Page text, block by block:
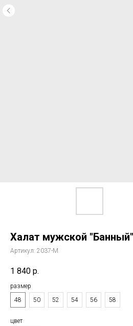
Халат мужской
Артикул: 2037-М
1 840 р.
размер
48
50 52 54 56 58
цвет